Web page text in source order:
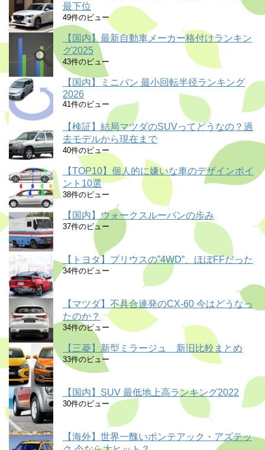
最下位
49件のビュー
【国内】最新自動車メーカー格付けランキン
グ2025
43件のビュー
【国内】ミニバン 最小回転半径ランキング
2026
41件のビュー
【検証】結局マツダのSUVってどうなの？過
去モデルから現在まで
40件のビュー
【TOP10】個人的に嫌いな車のデザインポイ
ント10選
38件のビュー
【国内】ウォークスルーバンの歩み
37件のビュー
【トヨタ】プリウスの”4WD”、ほぼFFだった
34件のビュー
【マツダ】不具合連発のCX-60 今はどうなっ
たのか？
34件のビュー
【三菱】新型ミラージュ 新旧比較まとめ
33件のビュー
【国内】SUV 最低地上高ランキング2022
30件のビュー
【海外】世界一醜いポンテアック・アズテッ